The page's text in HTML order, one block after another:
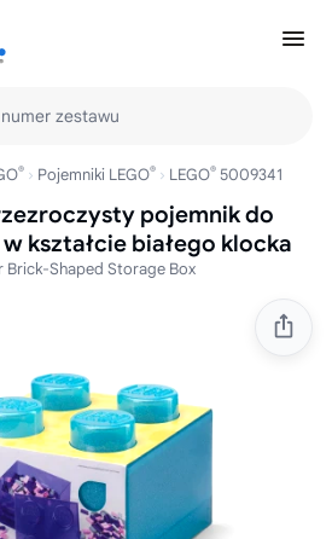
®
zestawu
® Pojemniki LEGO® LEGO® 5009341
pojemnik do
kształcie białego klocka
Brick-Shaped Storage Box